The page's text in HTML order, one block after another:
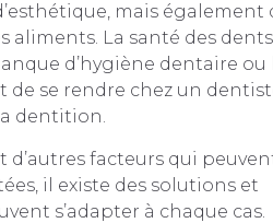
mais également
La santé des
d’hygiène dentaire ou
se rendre chez un
dentition.
d’autres facteurs qui
il existe des solutions et
s’adapter à chaque cas.